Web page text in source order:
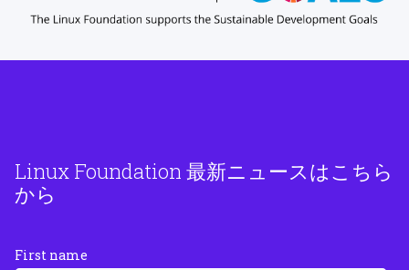
Linux Foundation 最新ニュースはこちら
から
First name